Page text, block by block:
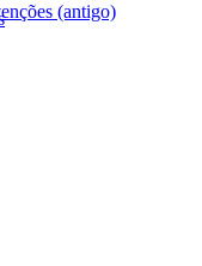
(antigo)